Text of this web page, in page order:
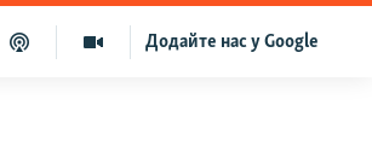
Додайте нас у Google